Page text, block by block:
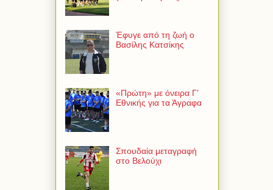
Έφυγε από τη ζωή ο
Βασίλης Κατσίκης
«Πρώτη» με όνειρα Γ'
Εθνικής για τα Άγραφα
Σπουδαία μεταγραφή
στο Βελούχι